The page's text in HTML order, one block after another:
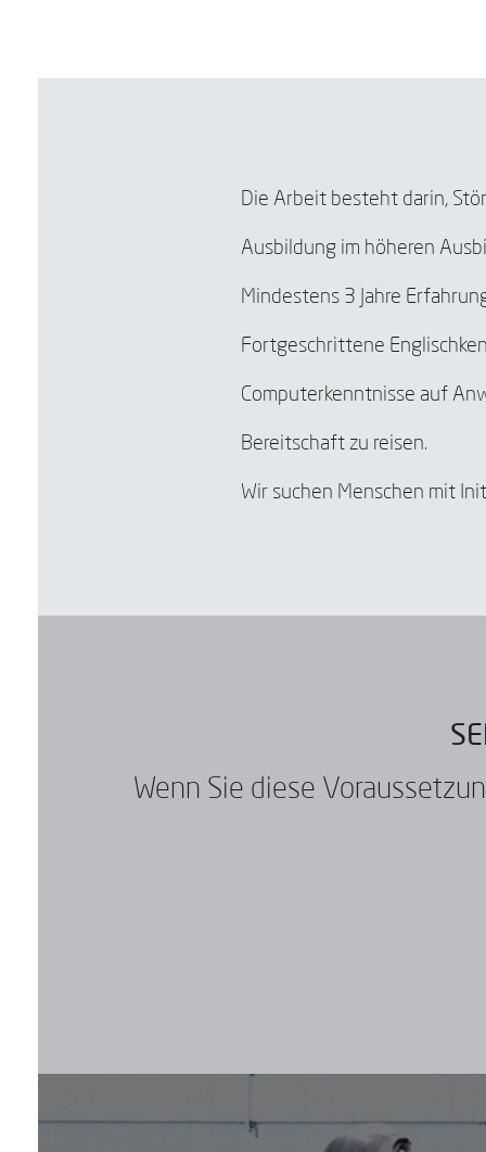
Die Arbeit besteht darin,
Ausbildung im höheren
Mindestens 3 Jahre
Fortgeschrittene
Computerkenntnisse auf
Bereitschaft zu reisen.
Wir suchen Menschen mit
Wenn Sie diese
Ich habe gelesen